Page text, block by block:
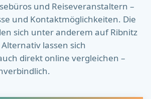
und Reiseveranstaltern –
und Kontaktmöglichkeiten. Die
sich unter anderem auf Ribnitz
lassen sich
direkt online vergleichen –